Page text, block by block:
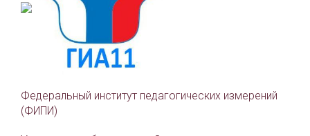
Федеральный институт педагогических измерений
(ФИПИ)